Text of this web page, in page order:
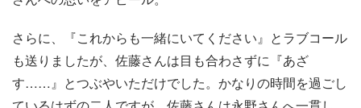
さらに、『これからも一緒にいてください』とラブコール
も送りましたが、佐藤さんは目も合わさずに『あざ
す……』とつぶやいただけでした。かなりの時間を過ごし